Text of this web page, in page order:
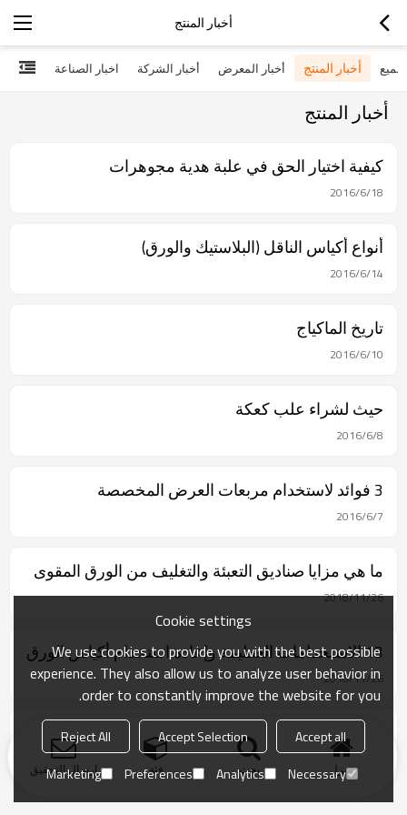
أخبار المنتج
جميع أخبار المنتج أخبار المعرض أخبار الشركة اخبار الصناعة
أخبار المنتج
كيفية اختيار الحق في علبة هدية مجوهرات
2016/6/18
أنواع أكياس الناقل (البلاستيك والورق)
2016/6/14
تاريخ الماكياج
2016/6/10
حيث لشراء علب كعكة
2016/6/8
3 فوائد لاستخدام مربعات العرض المخصصة
2016/6/7
ما هي مزايا صناديق التعبئة والتغليف من الورق المقوى
2018/11/26
13 الاستخدامات العظيمة وإعادة استخدام أكياس الورق
2018/11/26
مقبض من كيس ورقي
2018/11/24
منزل بحث فئة ارسال التحقيق
Cookie settings
We use cookies to provide you with the best possible
experience. They also allow us to analyze user behavior in
order to constantly improve the website for you.
Accept all
Accept Selection
Reject All
Necessary
Analytics
Preferences
Marketing